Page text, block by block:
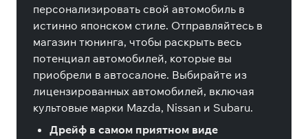
персонализировать свой автомобиль в
истинно японском стиле. Отправляйтесь в
магазин тюнинга, чтобы раскрыть весь
потенциал автомобилей, которые вы
приобрели в автосалоне. Выбирайте из
лицензированных автомобилей, включая
культовые марки Mazda, Nissan и Subaru.
Дрейф в самом приятном виде